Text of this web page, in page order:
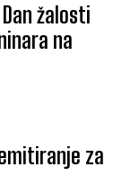
žalosti
na
za